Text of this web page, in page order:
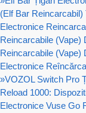
(Elf Bar
Electronice
Reincarcabile (Vape)
Reincarcabile (Vape)
Electronice
»VOZOL Switch Pro
Reload 1000:
Electronice Vuse Go